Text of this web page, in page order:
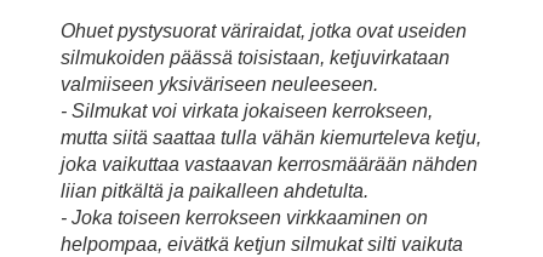
Ohuet pystysuorat väriraidat, jotka ovat useiden
silmukoiden päässä toisistaan, ketjuvirkataan
valmiiseen yksiväriseen neuleeseen.
- Silmukat voi virkata jokaiseen kerrokseen,
mutta siitä saattaa tulla vähän kiemurteleva ketju,
joka vaikuttaa vastaavan kerrosmäärään nähden
liian pitkältä ja paikalleen ahdetulta.
- Joka toiseen kerrokseen virkkaaminen on
helpompaa, eivätkä ketjun silmukat silti vaikuta